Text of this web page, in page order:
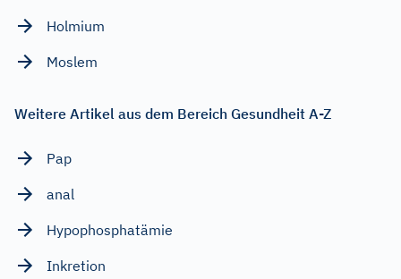
Holmium
Moslem
Weitere Artikel aus dem Bereich Gesundheit A-Z
Pap
anal
Hypophosphatämie
Inkretion